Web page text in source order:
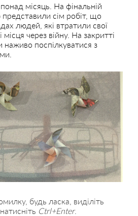
місяць. На фінальній
представили сім робіт, що
людей, які втратили свої
через війну. На закритті
наживо поспілкуватися з
будь ласка, виділіть
Ctrl+Enter.